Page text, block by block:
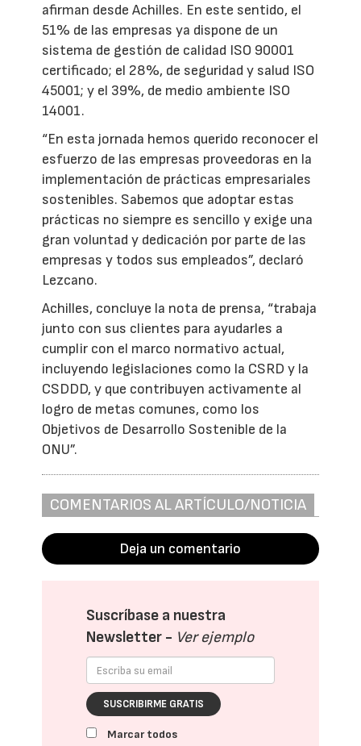
afirman desde Achilles. En este sentido, el
51% de las empresas ya dispone de un
sistema de gestión de calidad ISO 90001
certificado; el 28%, de seguridad y salud ISO
45001; y el 39%, de medio ambiente ISO
14001.
“En esta jornada hemos querido reconocer el
esfuerzo de las empresas proveedoras en la
implementación de prácticas empresariales
sostenibles. Sabemos que adoptar estas
prácticas no siempre es sencillo y exige una
gran voluntad y dedicación por parte de las
empresas y todos sus empleados”, declaró
Lezcano.
Achilles, concluye la nota de prensa, “trabaja
junto con sus clientes para ayudarles a
cumplir con el marco normativo actual,
incluyendo legislaciones como la CSRD y la
CSDDD, y que contribuyen activamente al
logro de metas comunes, como los
Objetivos de Desarrollo Sostenible de la
ONU”.
COMENTARIOS AL ARTÍCULO/NOTICIA
Deja un comentario
Suscríbase a nuestra
Newsletter - Ver ejemplo
SUSCRIBIRME GRATIS
Marcar todos